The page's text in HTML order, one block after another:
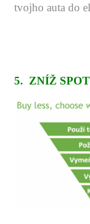
tvojho auta do
5. ZNÍŽ